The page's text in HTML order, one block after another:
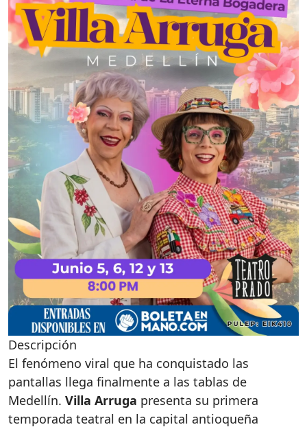
Descripción
El fenómeno viral que ha conquistado las
pantallas llega finalmente a las tablas de
Medellín. Villa Arruga presenta su primera
temporada teatral en la capital antioqueña